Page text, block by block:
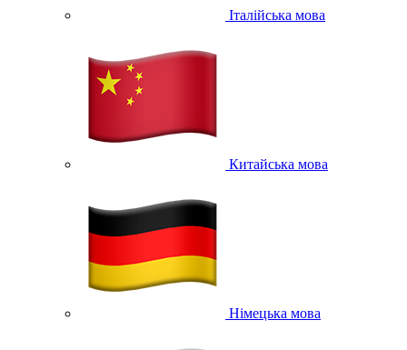
Італійська мова
Китайська мова
Німецька мова